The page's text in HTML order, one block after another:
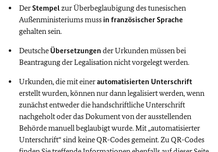
DerStempelzur Überbeglaubigung des tunesischen
Außenministeriums muss in französischer Sprache
gehalten sein.
Deutsche Übersetzungen der Urkunden müssen bei
Beantragung der Legalisation nicht vorgelegt werden.
Urkunden, die mit einerautomatisierten Unterschrift
erstellt wurden, können nur dann legalisiert werden, wenn
zunächst entweder die handschriftliche Unterschrift
nachgeholt oder das Dokument von der ausstellenden
Behörde manuell beglaubigt wurde. Mit „automatisierter
Unterschrift“ sind keine QR-Codes gemeint. Zu QR-Codes